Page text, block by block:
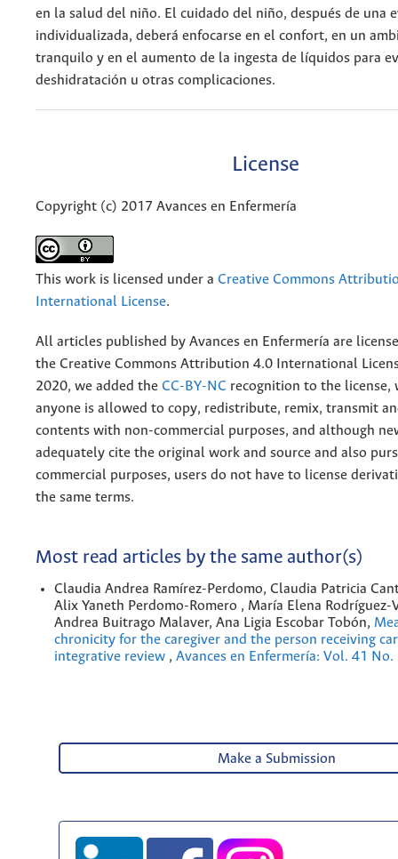
en la salud del niño. El cuidado del niño, después de una
individualizada, deberá enfocarse en el confort, en un
tranquilo y en el aumento de la ingesta de líquidos para
deshidratación u otras complicaciones.
License
Copyright (c) 2017 Avances en Enfermería
This work is licensed under a Creative Commons
International License.
All articles published by Avances en Enfermería are
the Creative Commons Attribution 4.0 International
2020, we added the CC-BY-NC recognition to the license,
anyone is allowed to copy, redistribute, remix, transmit
contents with non-commercial purposes, and although
adequately cite the original work and source and also
commercial purposes, users do not have to license
the same terms.
Most read articles by the same author(s)
Claudia Andrea Ramírez-Perdomo, Claudia Patricia
Alix Yaneth Perdomo-Romero , María Elena Rodríguez-
Andrea Buitrago Malaver, Ana Ligia Escobar Tobón,
chronicity for the caregiver and the person receiving
integrative review , Avances en Enfermería: Vol. 41
Make a Submission